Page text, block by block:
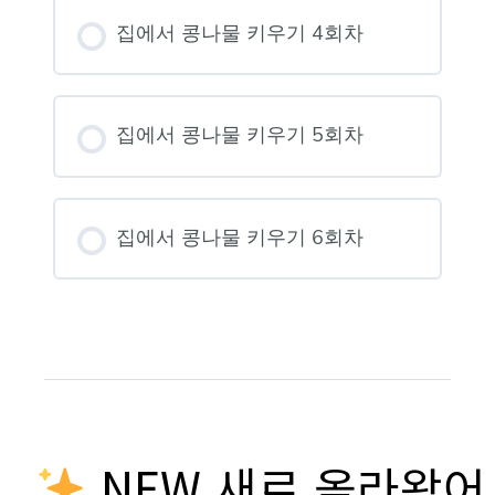
집에서 콩나물 키우기 4회차
집에서 콩나물 키우기 5회차
집에서 콩나물 키우기 6회차